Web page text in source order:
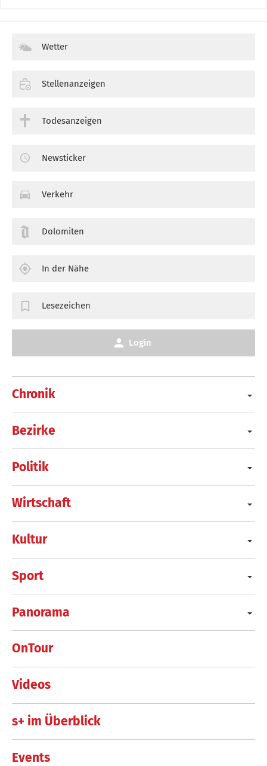
Chronik
Bezirke
Politik
Wirtschaft
Kultur
Sport
Panorama
OnTour
Videos
s+ im Überblick
Events
Wetter
Stellenanzeigen
Todesanzeigen
Newsticker
Verkehr
Dolomiten
In der Nähe
Lesezeichen
Login